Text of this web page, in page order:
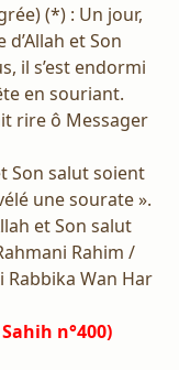
(*) : Un jour,
et Son
il s’est endormi
en souriant.
rire ô Messager
Son salut soient
une sourate ».
et Son salut
Rahim /
Rabbika Wan Har
n°400)